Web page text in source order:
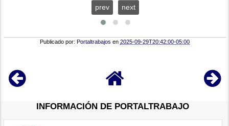
prev next
Publicado por:Portaltrabajos en2025-09-29T20:42:00-05:00
INFORMACIÓN DE PORTALTRABAJO